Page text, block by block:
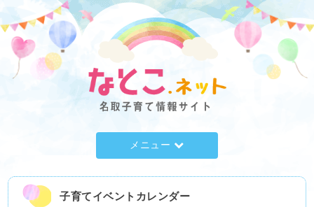
メニュー
子育てイベントカレンダー